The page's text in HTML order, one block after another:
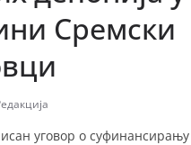
Сремски
уговор о суфинансирању